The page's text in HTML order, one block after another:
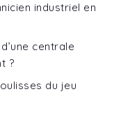
industriel en
centrale
?
du jeu